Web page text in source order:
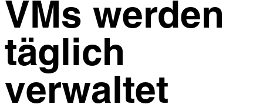
VMs werden
täglich
verwaltet